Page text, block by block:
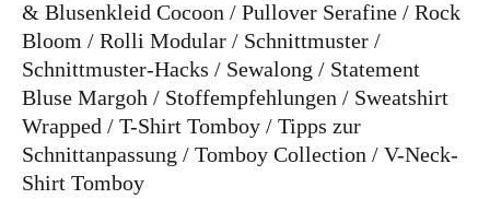
& Blusenkleid Cocoon
Pullover Serafine
Rock
Bloom
Rolli Modular
Schnittmuster
Schnittmuster-Hacks
Sewalong
Statement
Bluse Margoh
Stoffempfehlungen
Sweatshirt
Wrapped
T-Shirt Tomboy
Tipps zur
Schnittanpassung
Tomboy Collection
V-Neck-
Shirt Tomboy